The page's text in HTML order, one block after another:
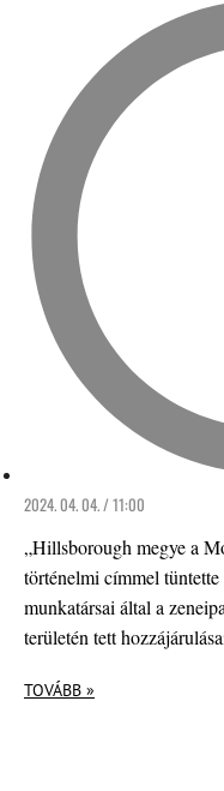
2024. 04. 04. / 11:00
„Hillsborough megye a
történelmi címmel
munkatársai által a
területén tett
TOVÁBB »